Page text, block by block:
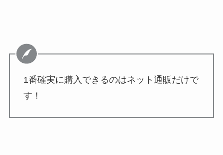
1番確実に購入できるのはネット通販だけで
す！